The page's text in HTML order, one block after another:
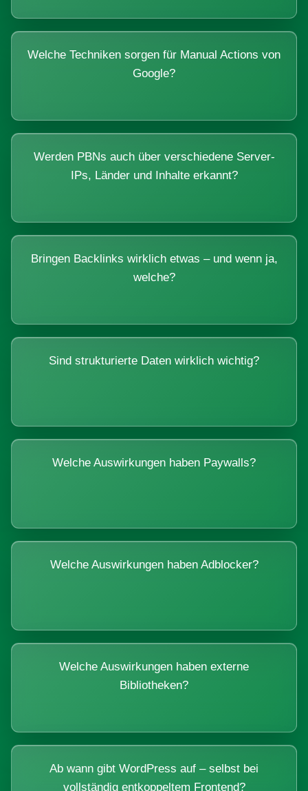
Welche Techniken sorgen für Manual Actions von
Google?
Werden PBNs auch über verschiedene Server-
IPs, Länder und Inhalte erkannt?
Bringen Backlinks wirklich etwas – und wenn ja,
welche?
Sind strukturierte Daten wirklich wichtig?
Welche Auswirkungen haben Paywalls?
Welche Auswirkungen haben Adblocker?
Welche Auswirkungen haben externe
Bibliotheken?
Ab wann gibt WordPress auf – selbst bei
vollständig entkoppeltem Frontend?